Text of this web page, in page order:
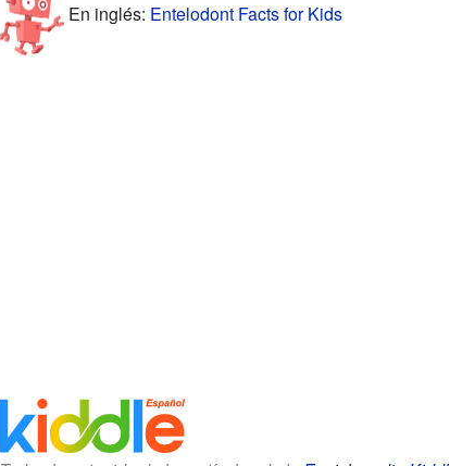
En inglés: Entelodont Facts for Kids